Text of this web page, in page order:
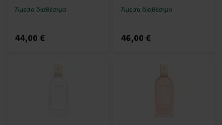
Άμεσα διαθέσιμο
44,00 €
Άμεσα διαθέσιμο
46,00 €